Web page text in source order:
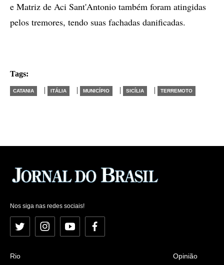
e Matriz de Aci Sant'Antonio também foram atingidas
pelos tremores, tendo suas fachadas danificadas.
Tags:
CATANIA | ITÁLIA | MUNICÍPIO | SICÍLIA | TERREMOTO
Nos siga nas redes sociais!
Twitter InstagramYouTubeFacebook
Rio
Opinião